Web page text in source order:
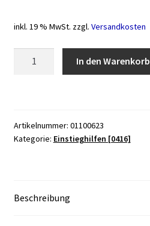
inkl. 19 % MwSt. zzgl. Versandkosten
In den Warenkorb
Artikelnummer: 01100623
Kategorie: Einstieghilfen [0416]
Beschreibung